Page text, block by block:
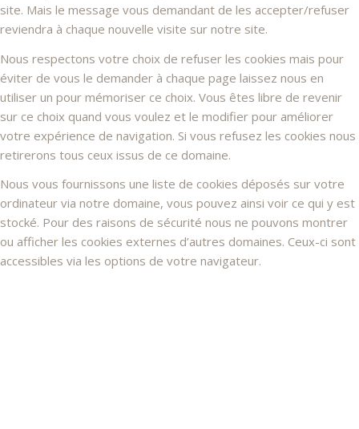
site. Mais le message vous demandant de les accepter/refuser
reviendra à chaque nouvelle visite sur notre site.
Nous respectons votre choix de refuser les cookies mais pour
éviter de vous le demander à chaque page laissez nous en
utiliser un pour mémoriser ce choix. Vous êtes libre de revenir
sur ce choix quand vous voulez et le modifier pour améliorer
votre expérience de navigation. Si vous refusez les cookies nous
retirerons tous ceux issus de ce domaine.
Nous vous fournissons une liste de cookies déposés sur votre
ordinateur via notre domaine, vous pouvez ainsi voir ce qui y est
stocké. Pour des raisons de sécurité nous ne pouvons montrer
ou afficher les cookies externes d’autres domaines. Ceux-ci sont
accessibles via les options de votre navigateur.